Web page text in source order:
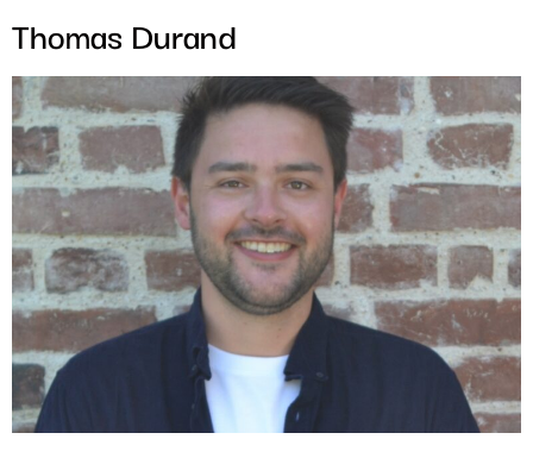
Thomas Durand